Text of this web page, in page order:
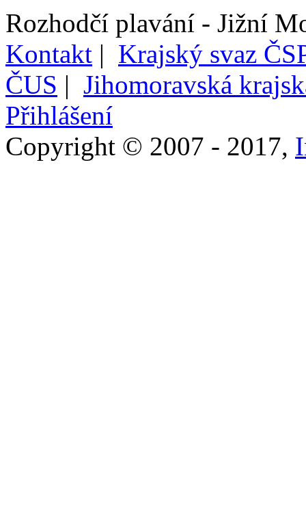
Rozhodčí plavání - Jižní
Kontakt | Krajský svaz
ČUS | Jihomoravská
Přihlášení
Copyright © 2007 - 2017,